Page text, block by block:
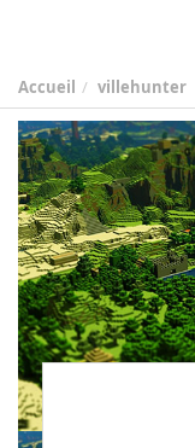
Accueil villehunter